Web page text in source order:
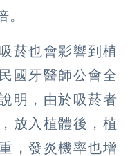
。
菸也會影響到植
國牙醫師公會全
明，由於吸菸者
放入植體後，植
，發炎機率也增